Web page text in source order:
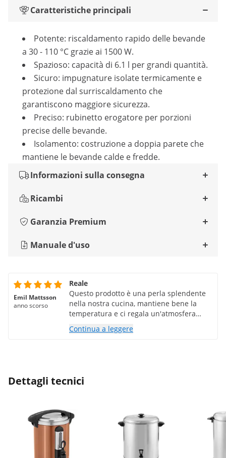
Caratteristiche principali
Potente: riscaldamento rapido delle bevande
a 30 - 110 °C grazie ai 1500 W.
Spazioso: capacità di 6.1 l per grandi quantità.
Sicuro: impugnature isolate termicamente e
protezione dal surriscaldamento che
garantiscono maggiore sicurezza.
Preciso: rubinetto erogatore per porzioni
precise delle bevande.
Isolamento: costruzione a doppia parete che
mantiene le bevande calde e fredde.
Informazioni sulla consegna
Ricambi
Garanzia Premium
Manuale d'uso
Emil Mattsson
anno scorso
Reale
Questo prodotto è una perla splendente
nella nostra cucina, mantiene bene la
temperatura e ci regala un'atmosfera
regale durante il giorno grazie alla
funzione rubinetto.
Continua a leggere
Dettagli tecnici